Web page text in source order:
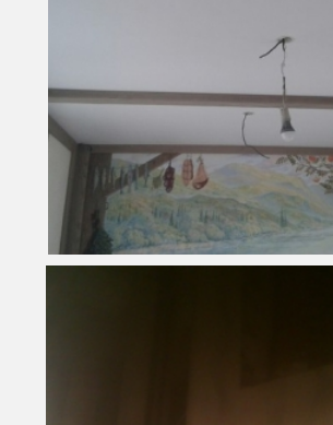
Площадь 15 м2
Стоимость 4 900 руб.